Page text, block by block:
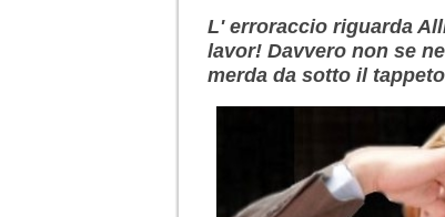
L' erroraccio riguarda
lavor! Davvero non se
merda da sotto il